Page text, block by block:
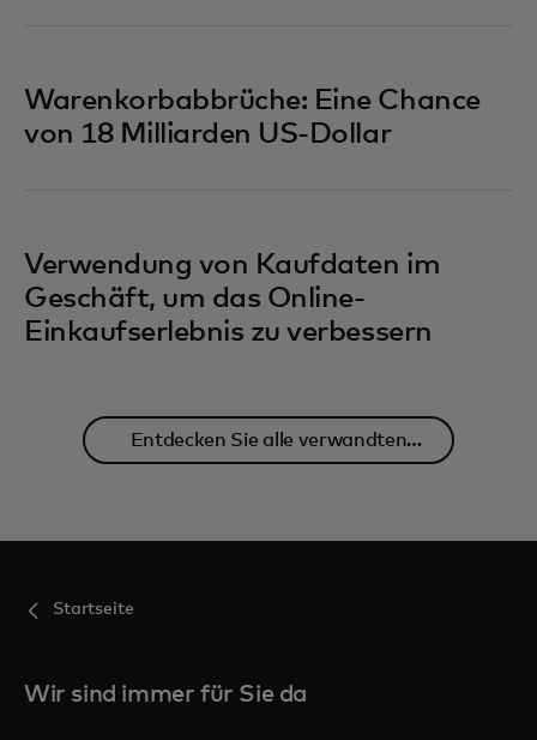
Warenkorbabbrüche: Eine Chance
von 18 Milliarden US-Dollar
Verwendung von Kaufdaten im
Geschäft, um das Online-
Einkaufserlebnis zu verbessern
Entdecken Sie alle verwandten
Startseite
Wir sind immer für Sie da